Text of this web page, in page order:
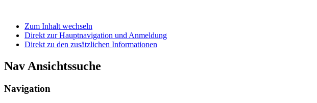
Zum Inhalt wechseln
Direkt zur Hauptnavigation und Anmeldung
Direkt zu den zusätzlichen Informationen
Nav Ansichtssuche
Navigation